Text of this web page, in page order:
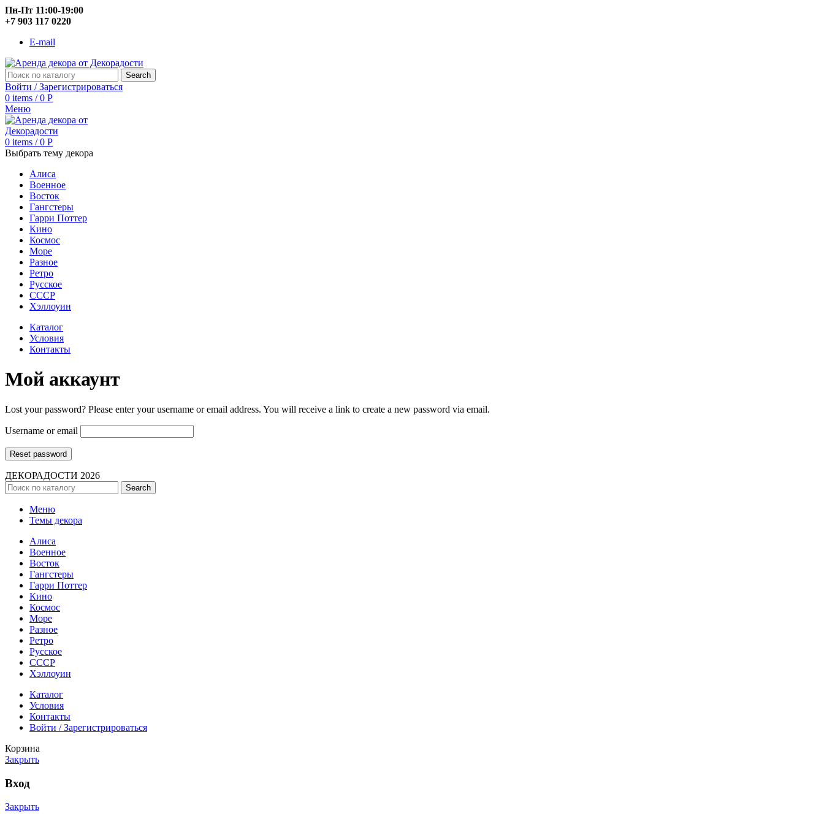
Пн-Пт 11:00-19:00
+7 903 117 0220
E-mail
Search
Войти / Зарегистрироваться
0 items / 0 Р
Меню
0 items / 0 Р
Выбрать тему декора
Алиса
Военное
Восток
Гангстеры
Гарри Поттер
Кино
Космос
Море
Разное
Ретро
Русское
СССР
Хэллоуин
Каталог
Условия
Контакты
Мой аккаунт
Lost your password? Please enter your username or email address. You will receive a link to create a new password via email.
Username or email
Reset password
ДЕКОРАДОСТИ 2026
Search
Меню
Темы декора
Алиса
Военное
Восток
Гангстеры
Гарри Поттер
Кино
Космос
Море
Разное
Ретро
Русское
СССР
Хэллоуин
Каталог
Условия
Контакты
Войти / Зарегистрироваться
Корзина
Закрыть
Вход
Закрыть